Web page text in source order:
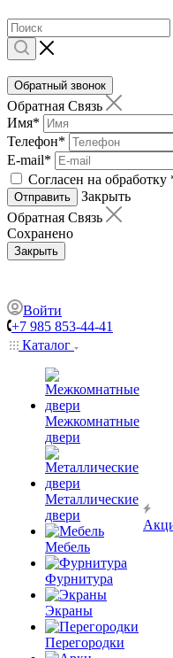
Обратный звонок
Обратная Связь
Имя*
Телефон*
E-mail*
Согласен на обработку
Отправить
Закрыть
Обратная Связь
Сохранено
Закрыть
Войти
+7 985 853-44-41
Каталог
Межкомнатные
двери
Металлические
двери
Мебель
Фурнитура
Экраны
Перегородки